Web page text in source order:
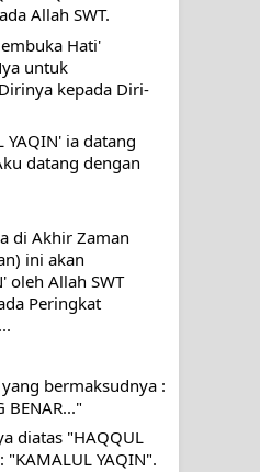
Allah SWT.
Hati'
untuk
kepada Diri-
YAQIN' ia datang
datang dengan
di Akhir Zaman
ini akan
oleh Allah SWT
Peringkat
BENAR..."
diatas "HAQQUL
"KAMALUL YAQIN".